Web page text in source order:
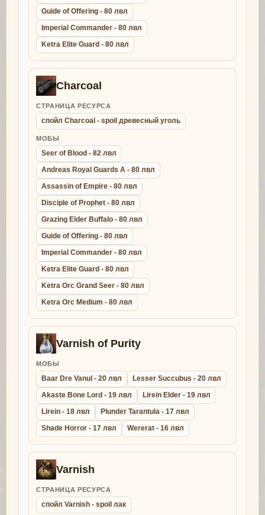
Guide of Offering - 80 лвл
Imperial Commander - 80 лвл
Ketra Elite Guard - 80 лвл
Charcoal
СТРАНИЦА РЕСУРСА
спойл Charcoal - spoil древесный уголь
МОБЫ
Seer of Blood - 82 лвл
Andreas Royal Guards A - 80 лвл
Assassin of Empire - 80 лвл
Disciple of Prophet - 80 лвл
Grazing Elder Buffalo - 80 лвл
Guide of Offering - 80 лвл
Imperial Commander - 80 лвл
Ketra Elite Guard - 80 лвл
Ketra Orc Grand Seer - 80 лвл
Ketra Orc Medium - 80 лвл
Varnish of Purity
МОБЫ
Baar Dre Vanul - 20 лвл
Lesser Succubus - 20 лвл
Akaste Bone Lord - 19 лвл
Lirein Elder - 19 лвл
Lirein - 18 лвл
Plunder Tarantula - 17 лвл
Shade Horror - 17 лвл
Wererat - 16 лвл
Varnish
СТРАНИЦА РЕСУРСА
спойл Varnish - spoil лак